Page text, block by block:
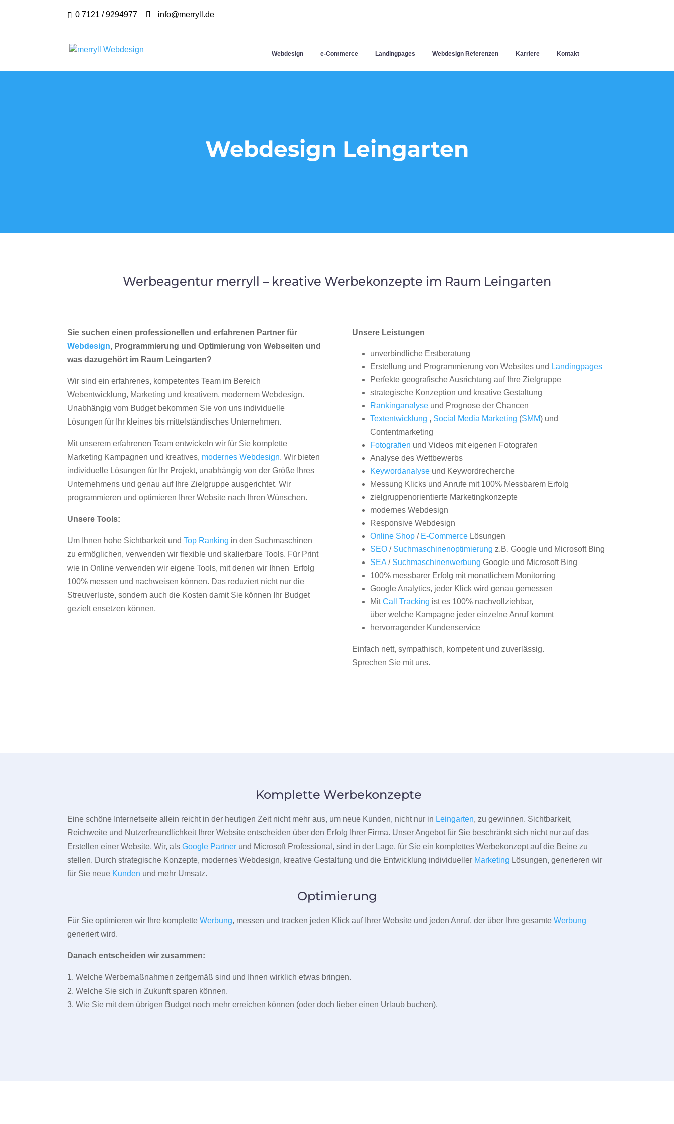
0 7121 / 9294977 info@merryll.de
Webdesign e-Commerce Landingpages Webdesign Referenzen Karriere Kontakt
Webdesign Leingarten
Werbeagentur merryll – kreative Werbekonzepte im Raum Leingarten
Sie suchen einen professionellen und erfahrenen Partner für
Webdesign, Programmierung und Optimierung von Webseiten und
was dazugehört im Raum Leingarten?
Wir sind ein erfahrenes, kompetentes Team im Bereich
Webentwicklung, Marketing und kreativem, modernem Webdesign.
Unabhängig vom Budget bekommen Sie von uns individuelle
Lösungen für Ihr kleines bis mittelständisches Unternehmen.
Mit unserem erfahrenen Team entwickeln wir für Sie komplette
Marketing Kampagnen und kreatives, modernes Webdesign. Wir bieten
individuelle Lösungen für Ihr Projekt, unabhängig von der Größe Ihres
Unternehmens und genau auf Ihre Zielgruppe ausgerichtet. Wir
programmieren und optimieren Ihrer Website nach Ihren Wünschen.
Unsere Tools:
Um Ihnen hohe Sichtbarkeit undTop Ranking in den Suchmaschinen
zu ermöglichen, verwenden wir flexible und skalierbare Tools. Für Print
wie in Online verwenden wir eigene Tools, mit denen wir Ihnen Erfolg
100% messen und nachweisen können. Das reduziert nicht nur die
Streuverluste, sondern auch die Kosten damit Sie können Ihr Budget
gezielt ensetzen können.
Unsere Leistungen
unverbindliche Erstberatung
Erstellung und Programmierung von Websites und Landingpages
Perfekte geografische Ausrichtung auf Ihre Zielgruppe
strategische Konzeption und kreative Gestaltung
Rankinganalyseund Prognose der Chancen
Textentwicklung , Social Media Marketing (SMM) und
Contentmarketing
Fotografien und Videos mit eigenen Fotografen
Analyse des Wettbewerbs
Keywordanalyseund Keywordrecherche
Messung Klicks und Anrufe mit 100% Messbarem Erfolg
zielgruppenorientierte Marketingkonzepte
modernes Webdesign
Responsive Webdesign
Online Shop/ E-CommerceLösungen
SEO/ Suchmaschinenoptimierung z.B. Google und Microsoft Bing
SEA/ Suchmaschinenwerbung Google und Microsoft Bing
100% messbarer Erfolg mit monatlichem Monitorring
Google Analytics, jeder Klick wird genau gemessen
MitCall Tracking ist es 100% nachvollziehbar,
über welche Kampagne jeder einzelne Anruf kommt
hervorragender Kundenservice
Einfach nett, sympathisch, kompetent und zuverlässig.
Sprechen Sie mit uns.
Komplette Werbekonzepte
Eine schöne Internetseite allein reicht in der heutigen Zeit nicht mehr aus, um neue Kunden, nicht nur in Leingarten, zu gewinnen. Sichtbarkeit,
Reichweite und Nutzerfreundlichkeit Ihrer Website entscheiden über den Erfolg Ihrer Firma. Unser Angebot für Sie beschränkt sich nicht nur auf das
Erstellen einer Website. Wir, alsGoogle Partner und Microsoft Professional, sind in der Lage, für Sie ein komplettes Werbekonzept auf die Beine zu
stellen. Durch strategische Konzepte, modernes Webdesign, kreative Gestaltung und die Entwicklung individueller Marketing Lösungen, generieren wir
für Sie neue Kunden und mehr Umsatz.
Optimierung
Für Sie optimieren wir Ihre kompletteWerbung, messen und tracken jeden Klick auf Ihrer Website und jeden Anruf, der über Ihre gesamteWerbung
generiert wird.
Danach entscheiden wir zusammen:
1. Welche Werbemaßnahmen zeitgemäß sind und Ihnen wirklich etwas bringen.
2. Welche Sie sich in Zukunft sparen können.
3. Wie Sie mit dem übrigen Budget noch mehr erreichen können (oder doch lieber einen Urlaub buchen).